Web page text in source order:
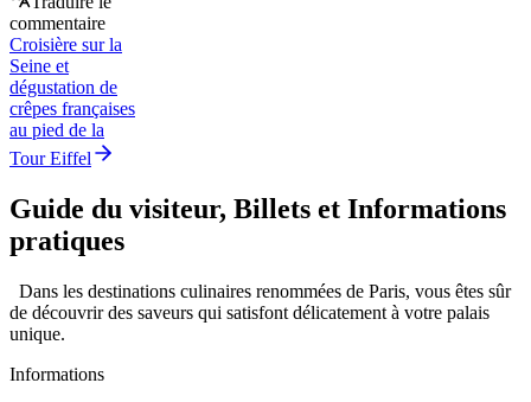
commentaire
Croisière sur la
Seine et
dégustation de
crêpes françaises
au pied de la
Tour Eiffel
Guide du visiteur, Billets et Informations
pratiques
Dans les destinations culinaires renommées de Paris, vous êtes sûr
de découvrir des saveurs qui satisfont délicatement à votre palais
unique.
Informations